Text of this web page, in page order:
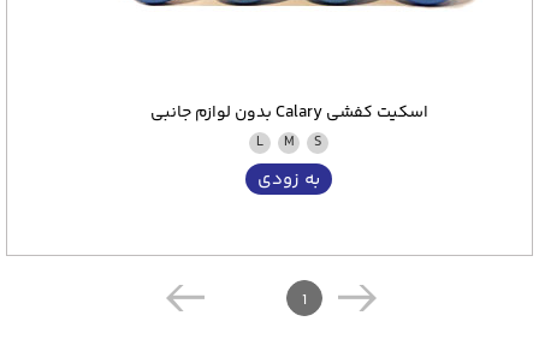
اسکیت کفشی Calary بدون لوازم جانبی
S
M
L
به زودی
1